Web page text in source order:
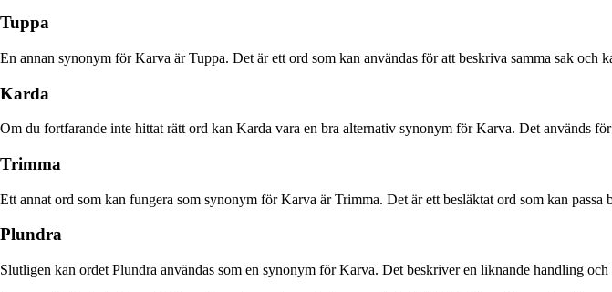
Tuppa
En annan synonym för Karva är Tuppa. Det är ett ord som kan användas för att beskriva samma sak och
Karda
Om du fortfarande inte hittat rätt ord kan Karda vara en bra alternativ synonym för Karva. Det används
Trimma
Ett annat ord som kan fungera som synonym för Karva är Trimma. Det är ett besläktat ord som kan
Plundra
Slutligen kan ordet Plundra användas som en synonym för Karva. Det beskriver en liknande handling